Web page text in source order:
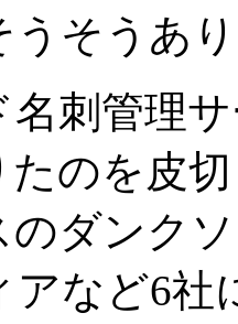
うそうあ
名刺管理
のを皮
のダンク
アなど6社